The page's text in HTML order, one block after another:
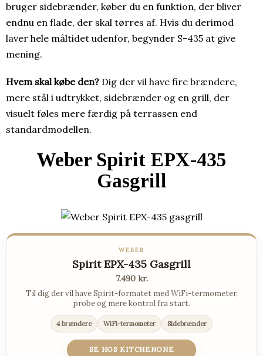
bruger sidebrænder, køber du en funktion, der bliver
endnu en flade, der skal tørres af. Hvis du derimod
laver hele måltidet udenfor, begynder S-435 at give
mening.
Hvem skal købe den? Dig der vil have fire brændere,
mere stål i udtrykket, sidebrænder og en grill, der
visuelt føles mere færdig på terrassen end
standardmodellen.
Weber Spirit EPX-435
Gasgrill
WEBER
Spirit EPX-435 Gasgrill
7.490 kr.
Til dig der vil have Spirit-formatet med WiFi-termometer,
probe og mere kontrol fra start.
4 brændere WiFi-termometer Sidebrænder
SE HOS KITCHENONE